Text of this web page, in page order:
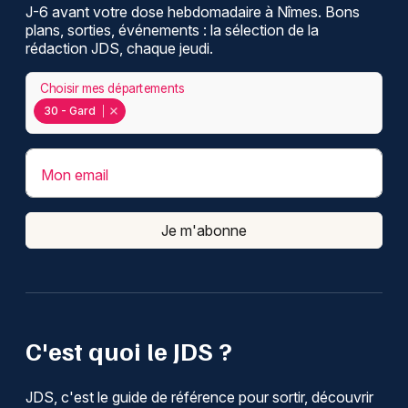
C'est quoi le JDS ?
JDS, c'est le guide de référence pour sortir, découvrir
J-6 avant votre dose hebdomadaire à Nîmes. Bons
plans, sorties, événements : la sélection de la
rédaction JDS, chaque jeudi.
30 - Gard
Choisir mes départements
Mon email
Je m'abonne